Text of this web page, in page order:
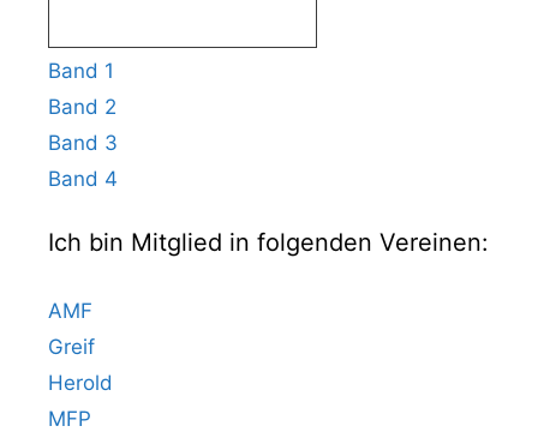
Band 1
Band 2
Band 3
Band 4
Ich bin Mitglied in folgenden Vereinen:
AMF
Greif
Herold
MFP